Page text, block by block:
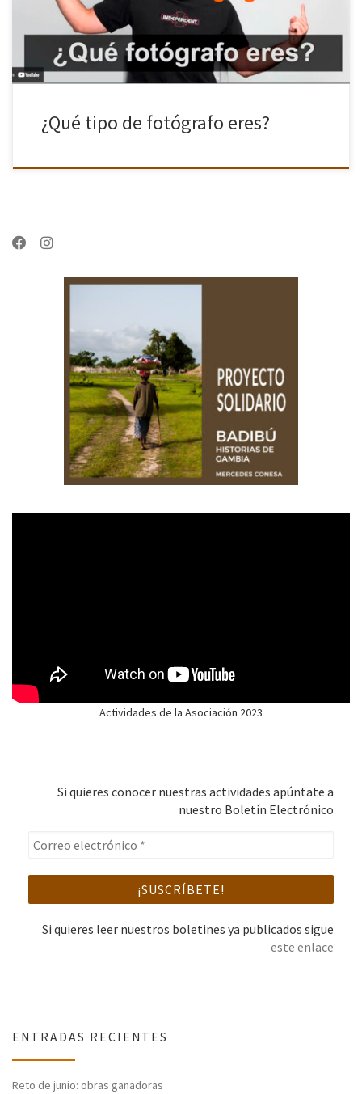
fotográfico, hay […]
¿Qué tipo de fotógrafo eres?
Actividades de la Asociación 2023
Si quieres conocer nuestras actividades apúntate a
nuestro Boletín Electrónico
Si quieres leer nuestros boletines ya publicados sigue
este enlace
ENTRADAS RECIENTES
Reto de junio: obras ganadoras